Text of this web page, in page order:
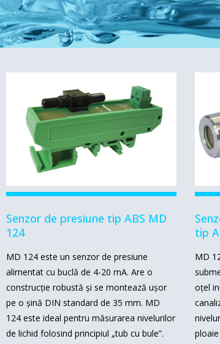
Senzor de presiune tip ABS MD
124
MD 124 este un senzor de presiune
alimentat cu buclă de 4-20 mA. Are o
construcție robustă și se montează ușor
pe o șină DIN standard de 35 mm. MD
124 este ideal pentru măsurarea nivelurilor
de lichid folosind principiul „tub cu bule”.
tip
MD
oțel